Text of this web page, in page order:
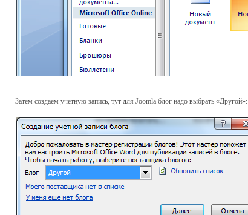
Затем создаем учетную запись, тут для Joomla блог надо выбрать «Другой»: